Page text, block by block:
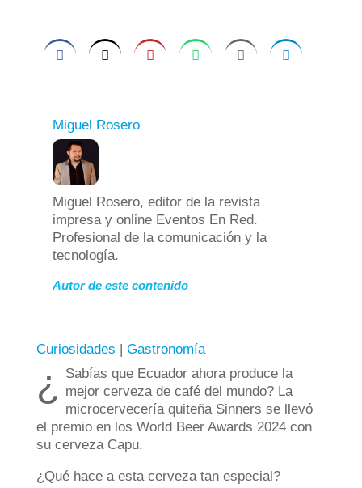
Miguel Rosero
Miguel Rosero, editor de la revista
impresa y online Eventos En Red.
Profesional de la comunicación y la
tecnología.
Autor de este contenido
Curiosidades Gastronomía
¿ Sabías que Ecuador ahora produce la
mejor cerveza de café del mundo? La
microcervecería quiteña Sinners se llevó
el premio en los World Beer Awards 2024 con
su cerveza Capu.
¿Qué hace a esta cerveza tan especial?